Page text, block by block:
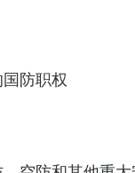
防职权